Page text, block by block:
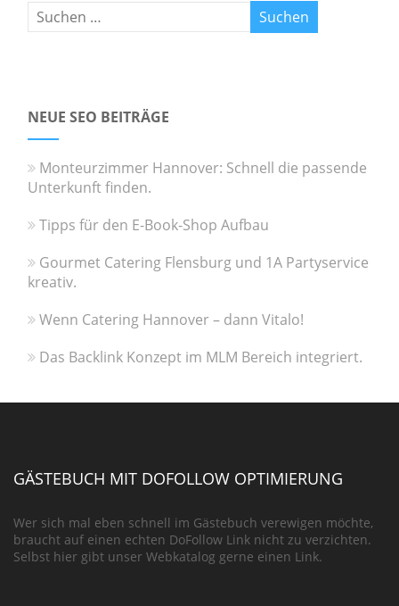
NEUE SEO BEITRÄGE
Monteurzimmer Hannover: Schnell die passende
Unterkunft finden.
Tipps für den E-Book-Shop Aufbau
Gourmet Catering Flensburg und 1A Partyservice
kreativ.
Wenn Catering Hannover – dann Vitalo!
Das Backlink Konzept im MLM Bereich integriert.
GÄSTEBUCH MIT DOFOLLOW OPTIMIERUNG
Wer sich mal eben schnell im Gästebuch verewigen möchte,
braucht auf einen echten DoFollow Link nicht zu verzichten.
Selbst hier gibt unser Webkatalog gerne einen Link.